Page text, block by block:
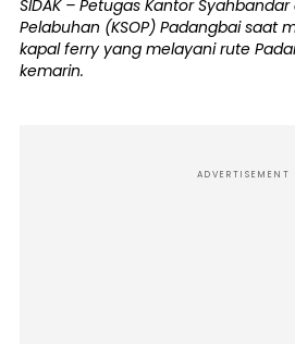
SIDAK – Petugas Kantor
Pelabuhan (KSOP) Padangbai saat
kapal ferry yang melayani rute
kemarin.
ADVERTISEMENT